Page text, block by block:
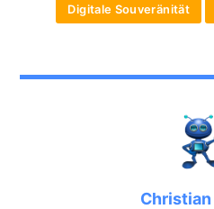
Digitale Souveränität
Christian